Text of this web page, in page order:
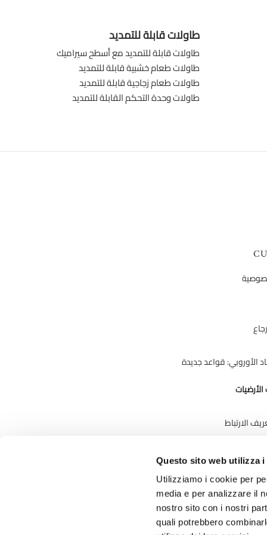
Questo sito web utilizza i
Utilizziamo i cookie per
media e per analizzare il
nostro sito con i nostri
quali potrebbero
طاولات قابلة للتمديد
طاولات قابلة للتمديد مع أسطح سيراميك
طاولات طعام خشبية قابلة للتمديد
طاولات طعام زجاجية قابلة للتمديد
طاولات وحدة التحكم القابلة للتمديد
الأوروبي: قواعد جديدة
الارتباط